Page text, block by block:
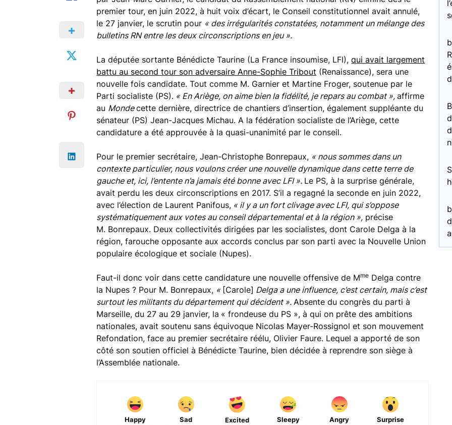
premier tour, en juin 2022, à huit voix d’écart, le Conseil constitutionnel avait annulé,
le 27 janvier, le scrutin pour « des irrégularités constatées, notamment un mélange des
bulletins RN entre les deux circonscriptions en jeu ».
La députée sortante Bénédicte Taurine (La France insoumise, LFI),qui avait largement
battu au second tour son adversaire Anne-Sophie Tribout (Renaissance), sera une
nouvelle fois candidate. Tout comme M. Garnier et Martine Froger, soutenue par le
Parti socialiste (PS). « En Ariège, on aime bien la fidélité, je repars au combat »,affirme
au Mondecette dernière, directrice de chantiers d’insertion, également suppléante du
sénateur (PS) Jean-Jacques Michau. A la fédération socialiste de l’Ariège, cette
candidature a été approuvée à la quasi-unanimité par le conseil.
Pour le premier secrétaire, Jean-Christophe Bonrepaux, « nous sommes dans un
contexte particulier, nous voulons créer une nouvelle dynamique dans cette terre de
gauche et, ici, l’entente n’a jamais été bonne avec LFI ». Le PS, à la surprise générale,
avait perdu les deux circonscriptions en 2017. S’il a regagné la seconde en juin 2022,
avec l’élection de Laurent Panifous, « il y a un fort clivage avec LFI, qui s’oppose
systématiquement aux votes au conseil départemental et à la région », précise
M. Bonrepaux. Deux collectivités dirigées par les socialistes, dont Carole Delga à la
région, farouche opposante aux accords conclus par son parti avec la Nouvelle Union
populaire écologique et sociale (Nupes).
Faut-il donc voir dans cette candidature une nouvelle offensive de Mme Delga contre
la Nupes ? Pour M. Bonrepaux, « [Carole] Delga a une influence, c’est certain, mais c’est
surtout les militants du département qui décident ».Absente du congrès du parti à
Marseille, du 27 au 29 janvier, la « frondeuse du PS », à qui on prête des ambitions
nationales, avait soutenu sans équivoque Nicolas Mayer-Rossignol et son mouvement
Refondation, face au premier secrétaire réélu, Olivier Faure. Lequel a apporté de son
côté son soutien officiel à Bénédicte Taurine, bien décidée à reprendre son siège à
l’Assemblée nationale.
Happy Sad Excited Sleepy Angry Surprise